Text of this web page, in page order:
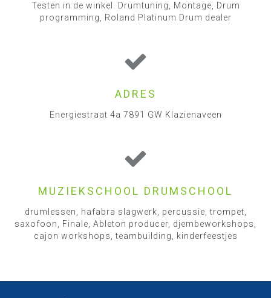
Testen in de winkel. Drumtuning, Montage, Drum
programming, Roland Platinum Drum dealer
ADRES
Energiestraat 4a 7891 GW Klazienaveen
MUZIEKSCHOOL DRUMSCHOOL
drumlessen, hafabra slagwerk, percussie, trompet,
saxofoon, Finale, Ableton producer, djembeworkshops,
cajon workshops, teambuilding, kinderfeestjes